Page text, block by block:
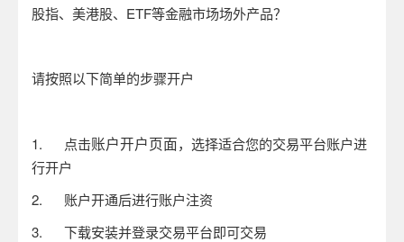
股指、美港股、 ETF等金融市场场外产品？
请按照以下简单的步骤开户
1. 点击账户开户页面，选择适合您的交易平台账户进
行开户
2. 账户开通后进行账户注资
3. 下载安装并登录交易平台即可交易